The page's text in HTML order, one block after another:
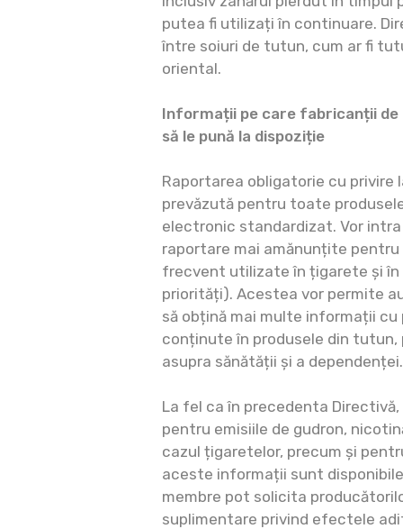
putea fi utilizați în continuare.
între soiuri de tutun, cum ar fi
oriental.
Informații pe care fabricanții
să le pună la dispoziție
Raportarea obligatorie cu privire
prevăzută pentru toate
electronic standardizat. Vor
raportare mai amănunțite
frecvent utilizate în țigarete și
priorități). Acestea vor permite
să obțină mai multe informații
conținute în produsele din
asupra sănătății și a dependenței.
La fel ca în precedenta
pentru emisiile de gudron,
cazul țigaretelor, precum și
aceste informații sunt
membre pot solicita
suplimentare privind efectele